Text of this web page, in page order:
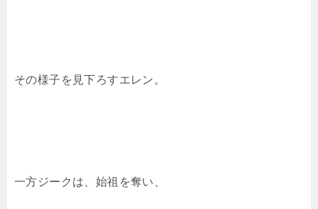
その様子を見下ろすエレン。
一方ジークは、始祖を奪い、